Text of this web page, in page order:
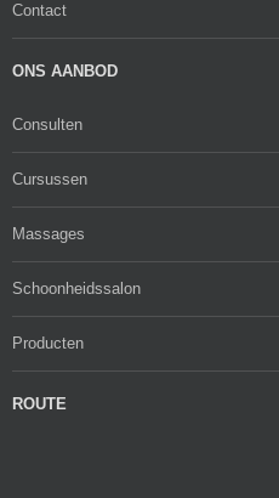
Contact
ONS AANBOD
Consulten
Cursussen
Massages
Schoonheidssalon
Producten
ROUTE